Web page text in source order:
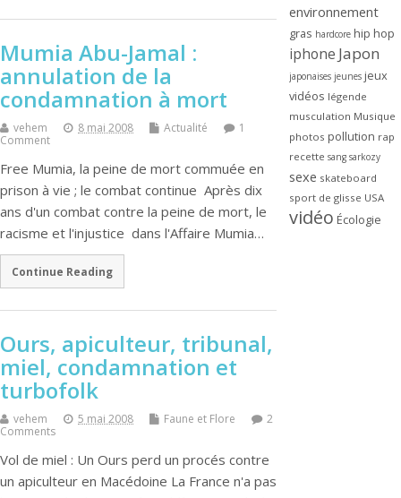
Mumia Abu-Jamal :
annulation de la
condamnation à mort
vehem 8 mai 2008 Actualité
1
Comment
Free Mumia, la peine de mort commuée en
prison à vie ; le combat continue Après dix
ans d'un combat contre la peine de mort, le
racisme et l'injustice dans l'Affaire Mumia…
Continue Reading
Ours, apiculteur, tribunal,
miel, condamnation et
turbofolk
vehem 5 mai 2008 Faune et Flore
2
Comments
Vol de miel : Un Ours perd un procés contre
un apiculteur en Macédoine La France n'a pas
environnement
gras hardcore hip hop
iphone Japon
japonaises jeunes jeux
vidéos légende
musculation Musique
photos pollution rap
recette sang sarkozy
sexe skateboard
sport de glisse USA
vidéo Écologie